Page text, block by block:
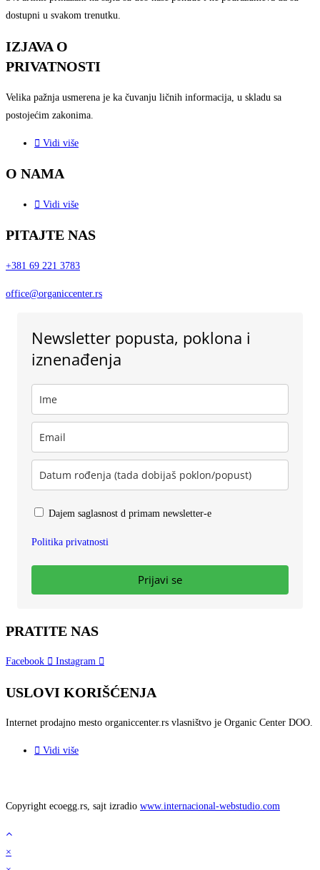
dostupni u svakom trenutku.
IZJAVA O
PRIVATNOSTI
Velika pažnja usmerena je ka čuvanju ličnih informacija, u skladu sa
postojećim zakonima.
Vidi više
O NAMA
Vidi više
PITAJTE NAS
+381 69 221 3783
office@organiccenter.rs
Newsletter popusta, poklona i
iznenađenja
Dajem saglasnost d primam newsletter-e
Politika privatnosti
Prijavi se
PRATITE NAS
Facebook Instagram
USLOVI KORIŠĆENJA
Internet prodajno mesto organiccenter.rs vlasništvo je Organic Center DOO.
Vidi više
Copyright ecoegg.rs, sajt izradio www.internacional-webstudio.com
×